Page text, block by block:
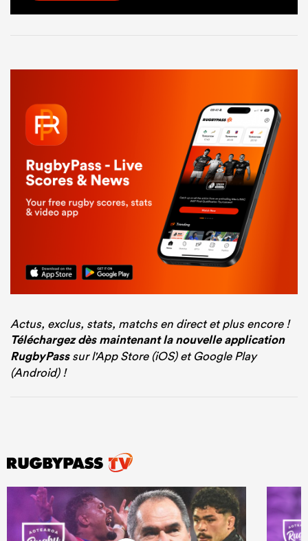
Actus, exclus, stats, matchs en direct et plus encore !
Téléchargez dès maintenant la nouvelle application
RugbyPasssur l'App Store (iOS) et Google Play
(Android) !